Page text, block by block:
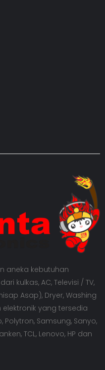
aneka kebutuhan
kulkas, AC, Televisi / TV,
Asap), Dryer, Washing
elektronik yang tersedia
Polytron, Samsung, Sanyo,
TCL, Lenovo, HP dan